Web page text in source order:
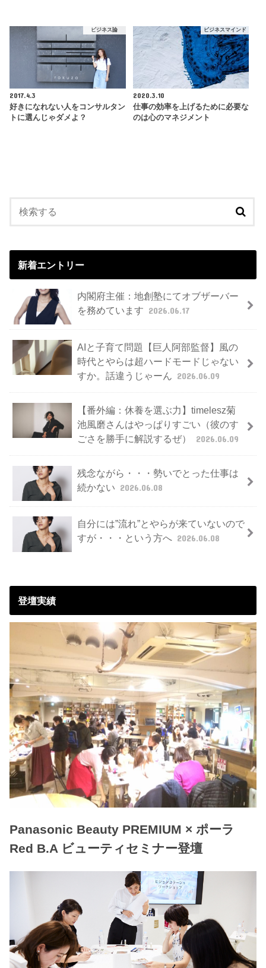
ビジネス論
2017.4.3
好きになれない人をコンサルタン
トに選んじゃダメよ？
ビジネスマインド
2020.3.10
仕事の効率を上げるために必要な
のは心のマネジメント
新着エントリー
内閣府主催：地創塾にてオブザーバー
を務めています 2026.06.17
AIと子育て問題【巨人阿部監督】風の
時代とやらは超ハードモードじゃない
すか。話違うじゃーん 2026.06.09
【番外編：休養を選ぶ力】timelesz菊
池風磨さんはやっぱりすごい（彼のす
ごさを勝手に解説するぜ）
2026.06.09
残念ながら・・・勢いでとった仕事は
続かない 2026.06.08
自分には”流れ”とやらが来ていないので
すが・・・という方へ 2026.06.08
登壇実績
Panasonic Beauty PREMIUM × ポーラ
Red B.A ビューティセミナー登壇